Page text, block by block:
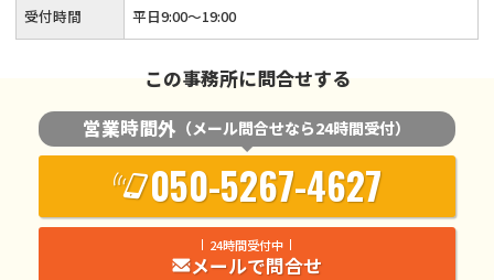
受付時間 平日9:00〜19:00
この事務所に問合せする
営業時間外 （メール問合せなら24時間受付）
050-5267-4627
24時間受付中
メールで問合せ